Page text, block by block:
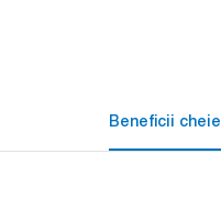
Beneficii cheie